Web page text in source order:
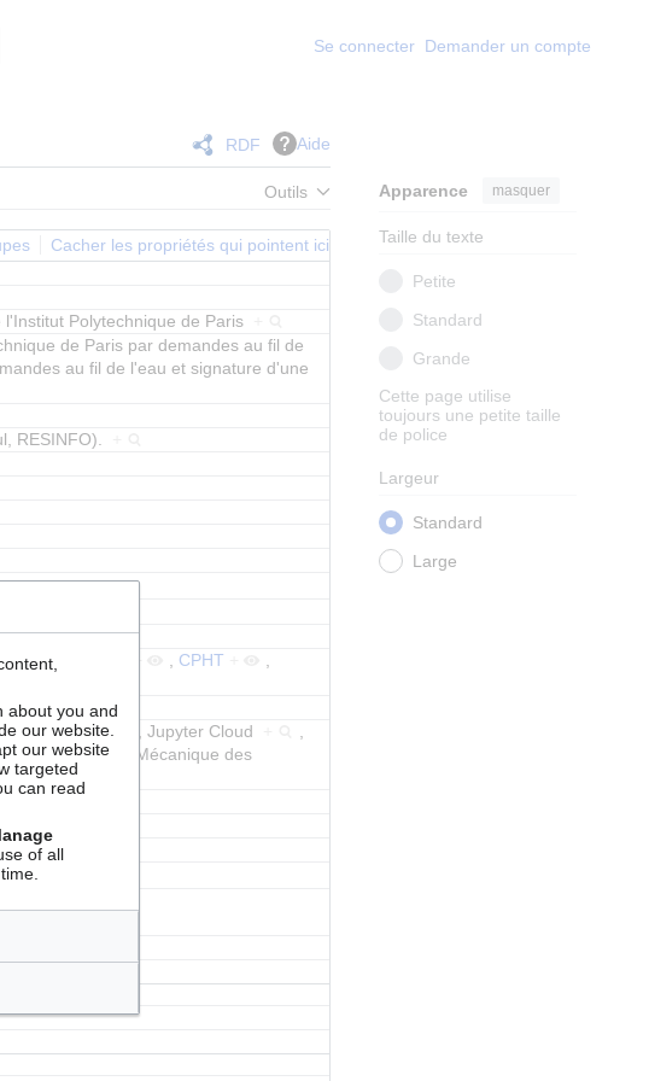
Se connecter Demander un compte
RDF Aide
Outils Apparence masquer
Taille du texte
Petite
Standard
Grande
Cette page utilise
toujours une petite taille
de police
Largeur
Standard
Large
Cacher les propriétés qui pointent ici
Polytechnique de Paris
de Paris par demandes au fil de
au fil de l'eau et signature d'une
RESINFO).
+ , CPHT
,
artificielle+ ,Jupyter Cloud
,
+ et
Mécanique des
about you and
our website.
our website
targeted
can read
of all